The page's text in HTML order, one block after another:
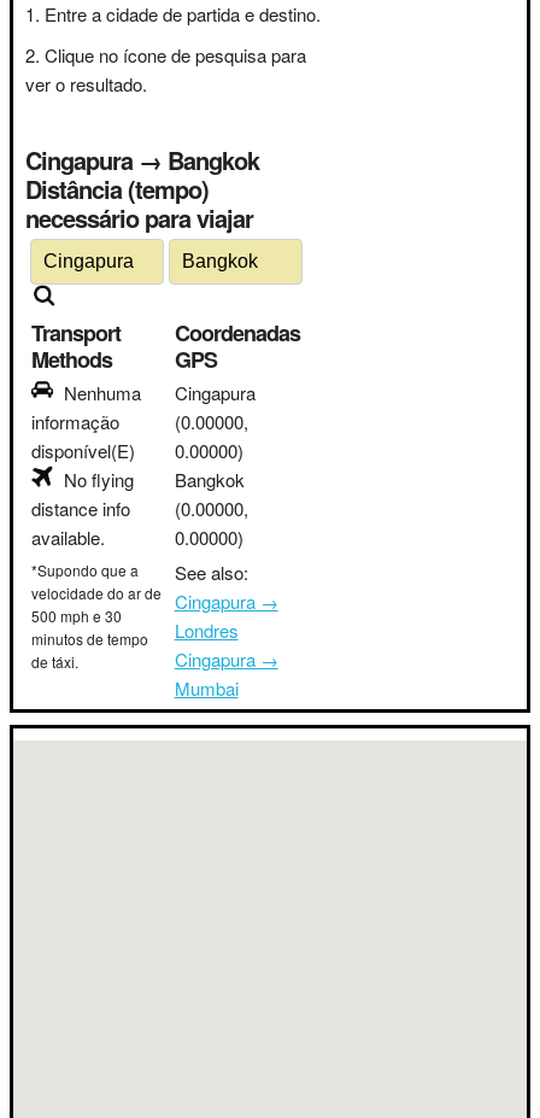
Entre a cidade de partida e destino.
Clique no ícone de pesquisa para
ver o resultado.
Cingapura → Bangkok
Distância (tempo)
necessário para viajar
Transport
Methods
Nenhuma
informação
disponível(E)
No flying
distance info
available.
*Supondo que a
velocidade do ar de
500 mph e 30
minutos de tempo
de táxi.
Coordenadas
GPS
Cingapura
(0.00000,
0.00000)
Bangkok
(0.00000,
0.00000)
See also:
Cingapura →
Londres
Cingapura →
Mumbai